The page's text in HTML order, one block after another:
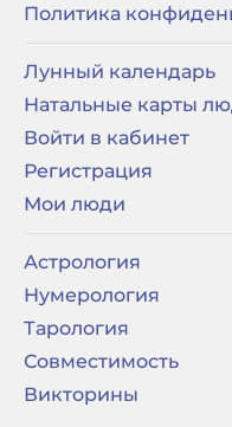
Политика
Лунный календарь
Натальные карты
Войти в кабинет
Регистрация
Мои люди
Астрология
Нумерология
Тарология
Совместимость
Викторины